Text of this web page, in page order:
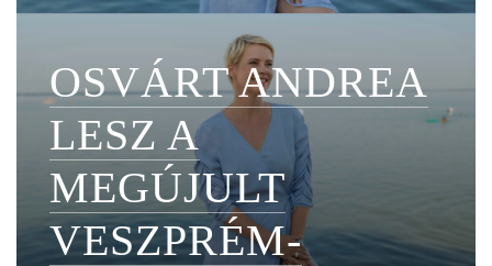
OSVÁRT ANDREA
LESZ A
MEGÚJULT
VESZPRÉM-